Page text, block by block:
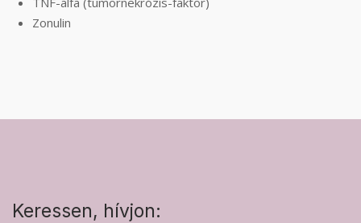
Zonulin
Keressen, hívjon: